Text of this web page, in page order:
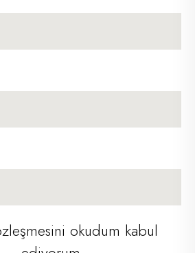
okudum kabul